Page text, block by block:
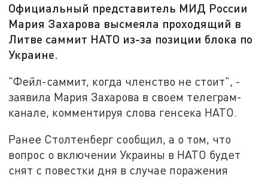
Официальный представитель МИД России
Мария Захарова высмеяла проходящий в
Литве саммит НАТО из-за позиции блока по
Украине.
"Фейл-саммит, когда членство не стоит", -
заявила Мария Захарова в своем телеграм-
канале, комментируя слова генсека НАТО.
Ранее Столтенберг сообщил, а о том, что
вопрос о включении Украины в НАТО будет
снят с повестки дня в случае поражения